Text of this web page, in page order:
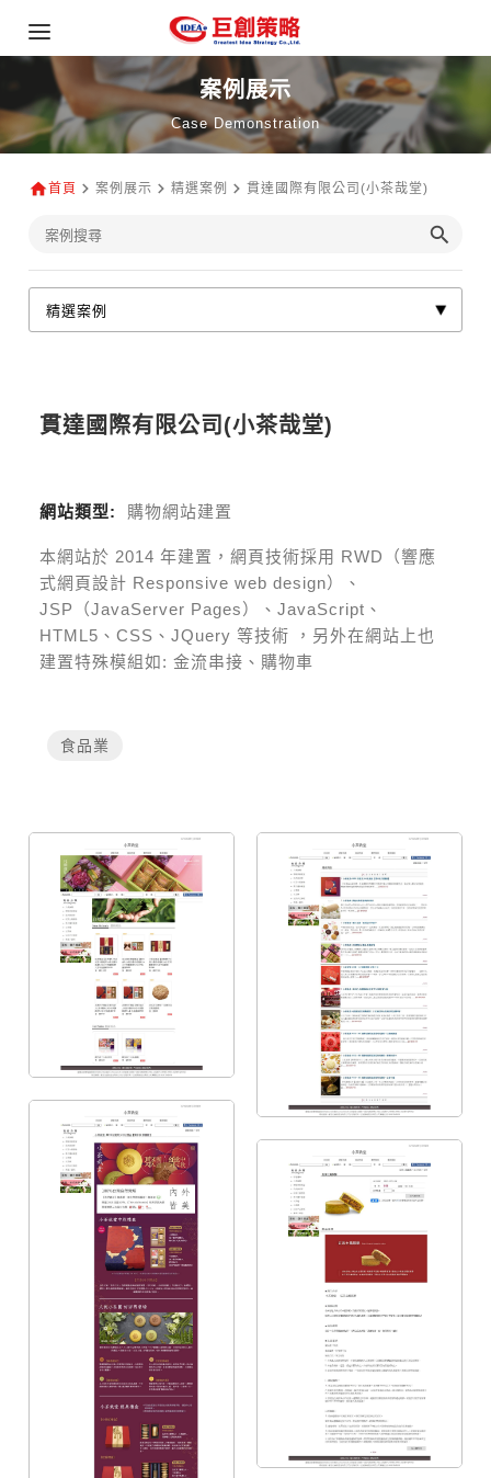
案例展示
Case Demonstration
首頁 案例展示 精選案例 貫達國際有限公司(小茶哉堂)
貫達國際有限公司(小茶哉堂)
網站類型: 購物網站建置
本網站於 2014 年建置，網頁技術採用 RWD（響應
式網頁設計 Responsive web design）、
JSP（JavaServer Pages）、JavaScript、
HTML5、CSS、JQuery 等技術
，另外在網站上也
建置特殊模組如:金流串接、購物車
食品業